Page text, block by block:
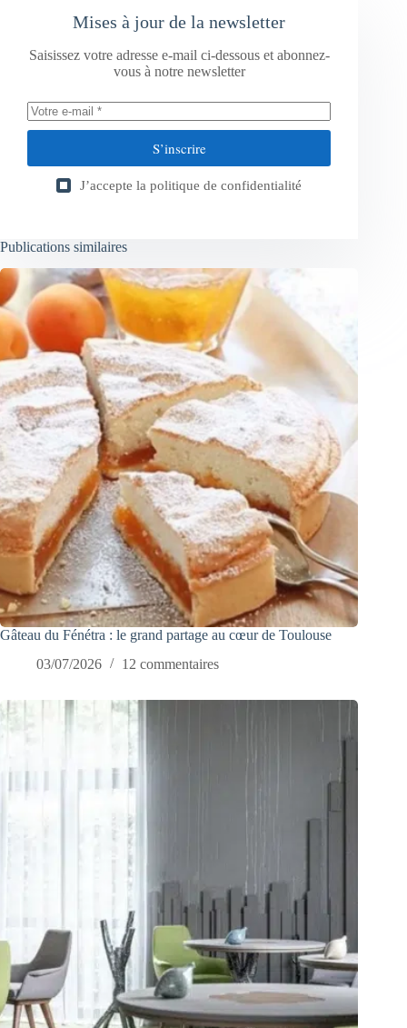
Mises à jour de la newsletter
Saisissez votre adresse e-mail ci-dessous et abonnez-
vous à notre newsletter
S’inscrire
J’accepte la politique de confidentialité
Publications similaires
Gâteau du Fénétra : le grand partage au cœur de Toulouse
03/07/2026
12 commentaires